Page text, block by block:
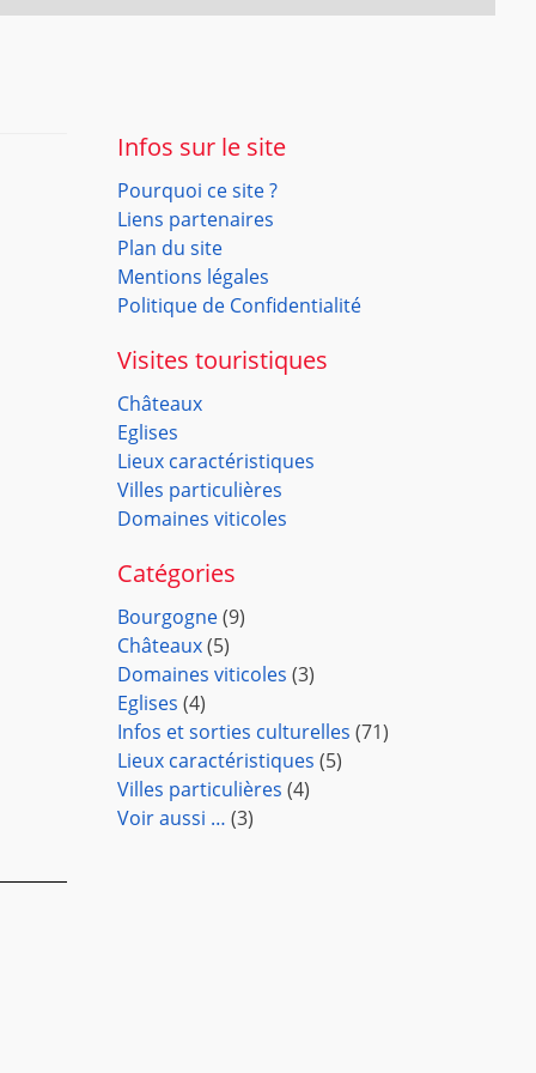
Infos sur le site
Pourquoi ce site ?
Liens partenaires
Plan du site
Mentions légales
Politique de Confidentialité
Visites touristiques
Châteaux
Eglises
Lieux caractéristiques
Villes particulières
Domaines viticoles
Catégories
Bourgogne(9)
Châteaux(5)
Domaines viticoles (3)
Eglises (4)
Infos et sorties culturelles (71)
Lieux caractéristiques (5)
Villes particulières (4)
Voir aussi … (3)